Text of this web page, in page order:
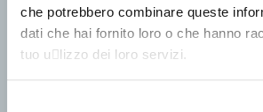
che potrebbero combinare queste
dati che hai fornito loro o che hanno
tuo u􀆟lizzo dei loro servizi.